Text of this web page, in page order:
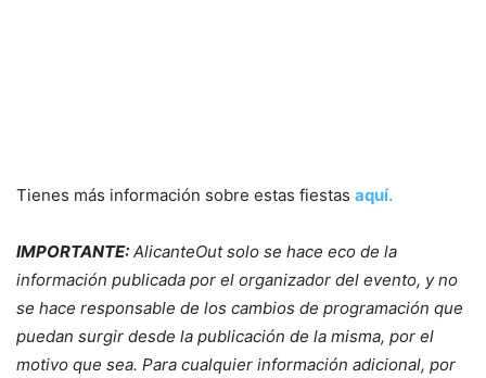
Tienes más información sobre estas fiestas aquí.
IMPORTANTE: AlicanteOut solo se hace eco de la
información publicada por el organizador del evento, y no
se hace responsable de los cambios de programación que
puedan surgir desde la publicación de la misma, por el
motivo que sea. Para cualquier información adicional, por